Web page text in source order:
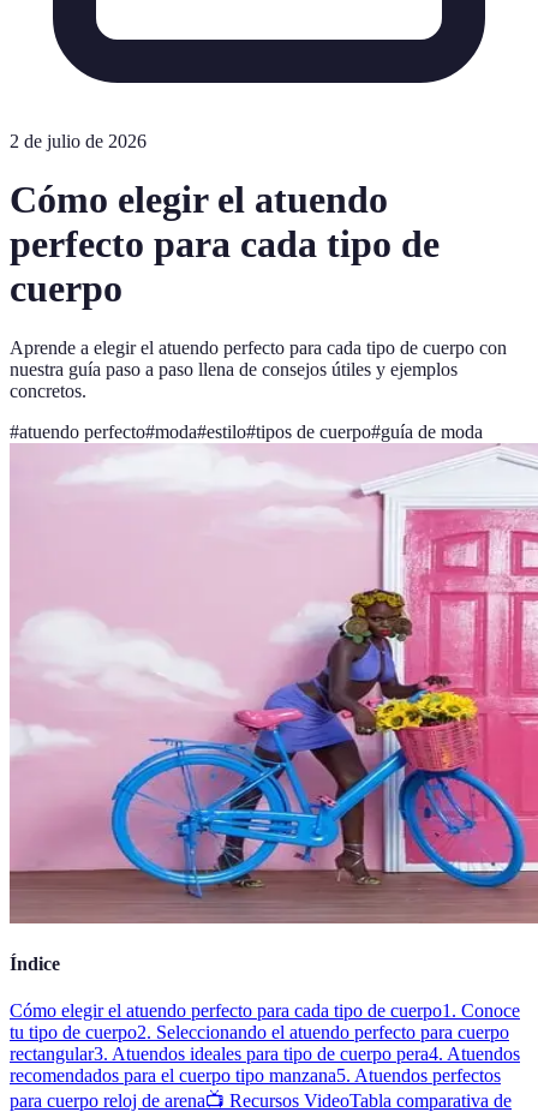
2 de julio de 2026
Cómo elegir el atuendo
perfecto para cada tipo de
cuerpo
Aprende a elegir el atuendo perfecto para cada tipo de cuerpo con
nuestra guía paso a paso llena de consejos útiles y ejemplos
concretos.
#atuendo perfecto#moda#estilo#tipos de cuerpo#guía de moda
Índice
Cómo elegir el atuendo perfecto para cada tipo de cuerpo1. Conoce
tu tipo de cuerpo2. Seleccionando el atuendo perfecto para cuerpo
rectangular3. Atuendos ideales para tipo de cuerpo pera4. Atuendos
recomendados para el cuerpo tipo manzana5. Atuendos perfectos
para cuerpo reloj de arena📺 Recursos VideoTabla comparativa de